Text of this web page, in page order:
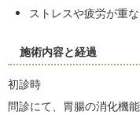
ストレスや疲労が重
施術内容と経過
初診時
問診にて、胃腸の消化機